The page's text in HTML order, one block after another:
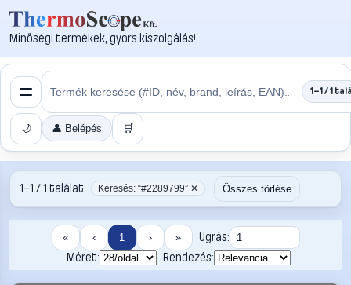
Minőségi termékek, gyors kiszolgálás!
1–1 / 1
🌙 👤 Belépés 🛒
1–1 / 1 találat Keresés: “#2289799” ✕ Összes törlése
« ‹ 1 › »
Ugrás:
Méret:
Rendezés: